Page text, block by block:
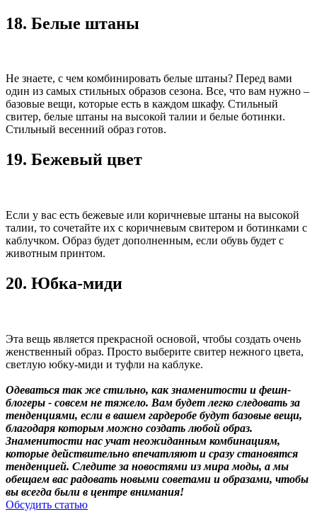
18. Белые штаны
Не знаете, с чем комбинировать белые штаны? Перед вами
один из самых стильных образов сезона. Все, что вам нужно –
базовые вещи, которые есть в каждом шкафу. Стильный
свитер, белые штаны на высокой талии и белые ботинки.
Стильный весенний образ готов.
19. Бежевый цвет
Если у вас есть бежевые или коричневые штаны на высокой
талии, то сочетайте их с коричневым свитером и ботинками с
каблучком. Образ будет дополненным, если обувь будет с
животным принтом.
20. Юбка-миди
Эта вещь является прекрасной основой, чтобы создать очень
женственный образ. Просто выберите свитер нежного цвета,
светлую юбку-миди и туфли на каблуке.
Одеваться так же стильно, как знаменитости и фешн-
блогеры - совсем не тяжело. Вам будет легко следовать за
тенденциями, если в вашем гардеробе будут базовые вещи,
благодаря которым можно создать любой образ.
Знаменитости нас учат неожиданным комбинациям,
которые действительно впечатляют и сразу становятся
тенденцией. Следите за новостями из мира моды, а мы
обещаем вас радовать новыми советами и образами, чтобы
вы всегда были в центре внимания!
Обсудить статью